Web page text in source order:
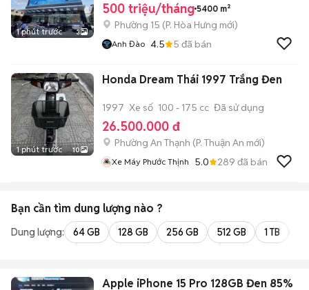
1 phút trước 3
500 triệu/tháng 5400 m²
Phường 15 (P. Hòa Hưng mới)
Anh Đào 4.5 5 đã bán
1 phút trước 10
Honda Dream Thái 1997 Trắng Đen
1997 Xe số 100 - 175 cc Đã sử dụng
26.500.000 đ
Phường An Thạnh (P. Thuận An mới)
Xe Máy Phước Thịnh 5.0 289 đã bán
Bạn cần tìm dung lượng nào ?
Dung lượng: 64 GB 128 GB 256 GB 512 GB 1 TB
Apple iPhone 15 Pro 128GB Đen 85%